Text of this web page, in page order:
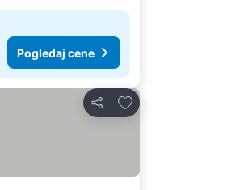
Pogledaj cene
Deli
Dodati u favorite